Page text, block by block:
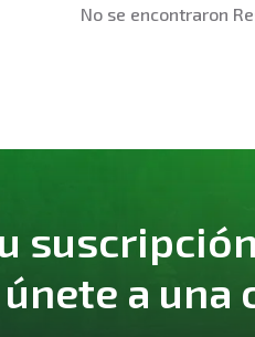
No se encontraron
únete a una